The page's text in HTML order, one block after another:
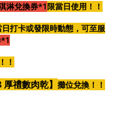
淋兌換券*1限當日使用！！
打卡或發限時動態，可至服
！
厚禮數肉乾】攤位兌換！！